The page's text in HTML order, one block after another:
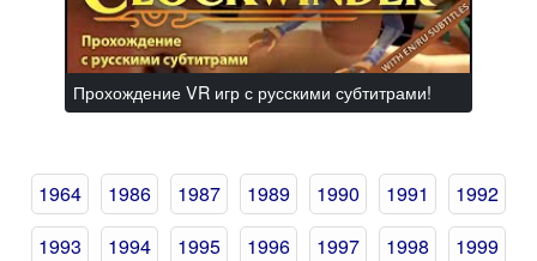
Прохождение VR игр с русскими субтитрами!
1964 1986 1987 1989 1990 1991
1992
1993
1994 1995 1996 1997 1998
1999